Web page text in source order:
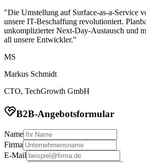
"Die Umstellung auf Surface-as-a-Service
unsere IT-Beschaffung revolutioniert.
unkomplizierter Next-Day-Austausch und
all unsere Entwickler."
MS
Markus Schmidt
CTO, TechGrowth GmbH
B2B-Angebotsformular
Name
Firma
E-Mail